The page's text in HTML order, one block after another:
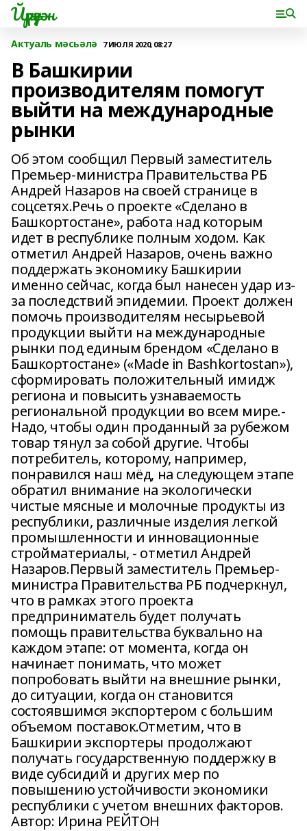
Йүрүҙән
Актуаль мәсьәлә 7 ИЮЛЯ 2020, 08:27
В Башкирии
производителям помогут
выйти на международные
рынки
Об этом сообщил Первый заместитель
Премьер-министра Правительства РБ
Андрей Назаров на своей странице в
соцсетях.Речь о проекте «Сделано в
Башкортостане», работа над которым
идет в республике полным ходом. Как
отметил Андрей Назаров, очень важно
поддержать экономику Башкирии
именно сейчас, когда был нанесен удар из-
за последствий эпидемии. Проект должен
помочь производителям несырьевой
продукции выйти на международные
рынки под единым брендом «Сделано в
Башкортостане» («Made in Bashkortostan»),
сформировать положительный имидж
региона и повысить узнаваемость
региональной продукции во всем мире.-
Надо, чтобы один проданный за рубежом
товар тянул за собой другие. Чтобы
потребитель, которому, например,
понравился наш мёд, на следующем этапе
обратил внимание на экологически
чистые мясные и молочные продукты из
республики, различные изделия легкой
промышленности и инновационные
стройматериалы, - отметил Андрей
Назаров.Первый заместитель Премьер-
министра Правительства РБ подчеркнул,
что в рамках этого проекта
предприниматель будет получать
помощь правительства буквально на
каждом этапе: от момента, когда он
начинает понимать, что может
попробовать выйти на внешние рынки,
до ситуации, когда он становится
состоявшимся экспортером с большим
объемом поставок.Отметим, что в
Башкирии экспортеры продолжают
получать государственную поддержку в
виде субсидий и других мер по
повышению устойчивости экономики
республики с учетом внешних факторов.
Автор: Ирина РЕЙТОН